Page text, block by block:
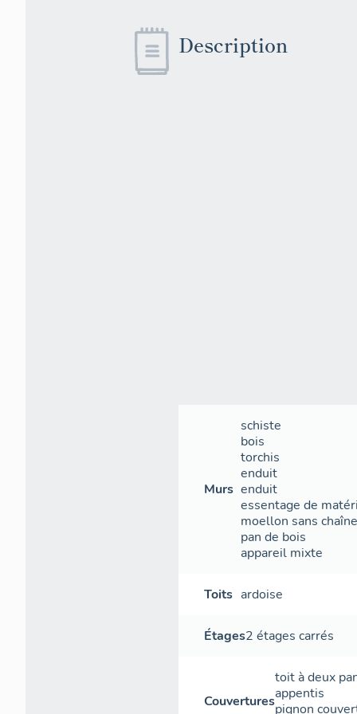
Description
Murs
schiste
bois
torchis
enduit
enduit
essentage de
moellon sans
pan de bois
appareil mixte
Toits ardoise
Étages2 étages carrés
Couvertures
toit à deux
appentis
pignon